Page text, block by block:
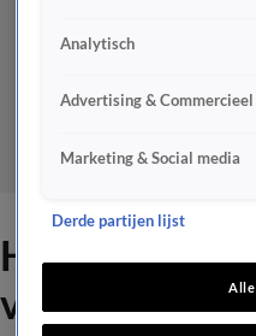
Heftig
vakantiepark
Analytisch
Advertising & Commercieel
Marketing & Social media
Derde partijen lijst